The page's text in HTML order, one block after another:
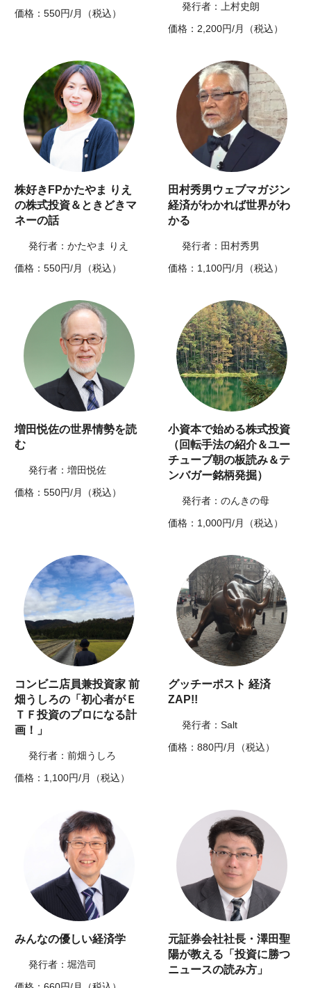
価格：550円/月（税込）
発行者：上村史朗
価格：2,200円/月（税込）
株好きFPかたやま りえ
の株式投資＆ときどきマ
ネーの話
発行者：かたやま りえ
価格：550円/月（税込）
田村秀男ウェブマガジン
経済がわかれば世界がわ
かる
発行者：田村秀男
価格：1,100円/月（税込）
増田悦佐の世界情勢を読
む
発行者：増田悦佐
価格：550円/月（税込）
小資本で始める株式投資
（回転手法の紹介＆ユー
チューブ朝の板読み＆テ
ンバガー銘柄発掘）
発行者：のんきの母
価格：1,000円/月（税込）
コンビニ店員兼投資家 前
畑うしろの「初心者がＥ
ＴＦ投資のプロになる計
画！」
発行者：前畑うしろ
価格：1,100円/月（税込）
グッチーポスト 経済
ZAP!!
発行者：Salt
価格：880円/月（税込）
みんなの優しい経済学
発行者：堀浩司
元証券会社社長・澤田聖
陽が教える「投資に勝つ
ニュースの読み方」